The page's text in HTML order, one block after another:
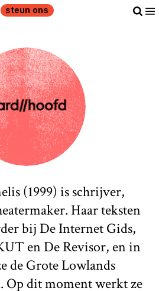
steun ons
(1999) is schrijver,
Haar teksten
bij De Internet Gids,
en De Revisor, en in
de Grote Lowlands
Op dit moment werkt ze